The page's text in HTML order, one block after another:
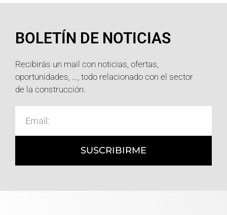
BOLETÍN DE NOTICIAS
Recibirás un mail con noticias, ofertas,
oportunidades, …, todo relacionado con el sector
de la construcción.
SUSCRIBIRME